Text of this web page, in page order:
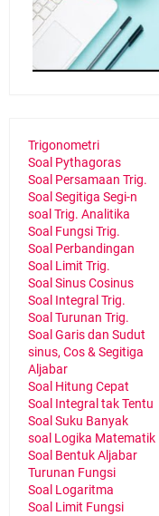
Trigonometri
Soal Pythagoras
Soal Persamaan Trig.
Soal Segitiga Segi-n
soal Trig. Analitika
Soal Fungsi Trig.
Soal Perbandingan
Soal Limit Trig.
Soal Sinus Cosinus
Soal Integral Trig.
Soal Turunan Trig.
Soal Garis dan Sudut
sinus, Cos & Segitiga
Aljabar
Soal Hitung Cepat
Soal Integral tak Tentu
Soal Suku Banyak
soal Logika Matematik
Soal Bentuk Aljabar
Turunan Fungsi
Soal Logaritma
Soal Limit Fungsi